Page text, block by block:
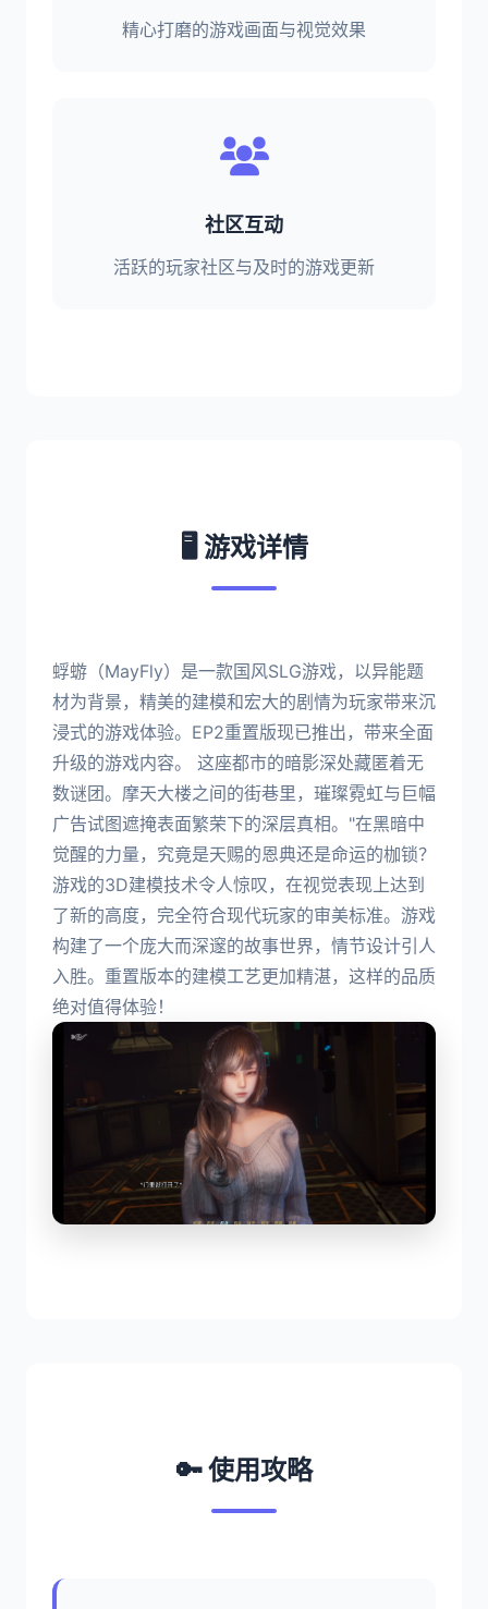
精心打磨的游戏画面与视觉效果
社区互动
活跃的玩家社区与及时的游戏更新
🖥️ 游戏详情
蜉蝣（MayFly）是一款国风SLG游戏，以异能题
材为背景，精美的建模和宏大的剧情为玩家带来沉
浸式的游戏体验。EP2重置版现已推出，带来全面
升级的游戏内容。 这座都市的暗影深处藏匿着无
数谜团。摩天大楼之间的街巷里，璀璨霓虹与巨幅
广告试图遮掩表面繁荣下的深层真相。"在黑暗中
觉醒的力量，究竟是天赐的恩典还是命运的枷锁？
游戏的3D建模技术令人惊叹，在视觉表现上达到
了新的高度，完全符合现代玩家的审美标准。游戏
构建了一个庞大而深邃的故事世界，情节设计引人
入胜。重置版本的建模工艺更加精湛，这样的品质
绝对值得体验！
🔑 使用攻略